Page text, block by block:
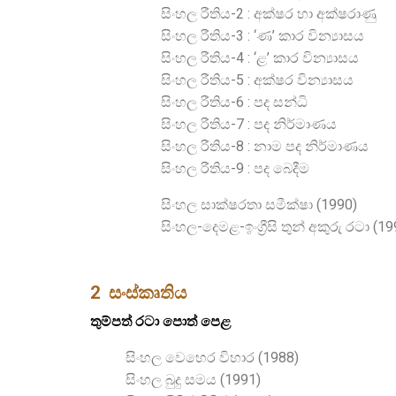
සිංහල රීතිය-2 : අක්ෂර හා අක්ෂරාණු
සිංහල රීතිය-3 : ‘ණ’ කාර වින්‍යාසය
සිංහල රීතිය-4 : ‘ළ’ කාර වින්‍යාසය
සිංහල රීතිය-5 : අක්ෂර වින්‍යාසය
සිංහල රීතිය-6 : පද සන්ධි
සිංහල රීතිය-7 : පද නිර්මාණය
සිංහල රීතිය-8 : නාම පද නිර්මාණය
සිංහල රීතිය-9 : පද බෙදීම
සිංහල සාක්ෂරතා සමීක්ෂා (1990)
සිංහල-දෙමළ-ඉංග්‍රීසි තුන් අකුරු රටා
2 සංස්කෘතිය
තුම්පත් රටා පොත් පෙළ
සිංහල වෙහෙර විහාර (1988)
සිංහල බුදු සමය (1991)